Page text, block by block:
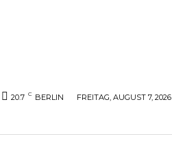
20.7 C BERLIN FREITAG, AUGUST 7, 2026